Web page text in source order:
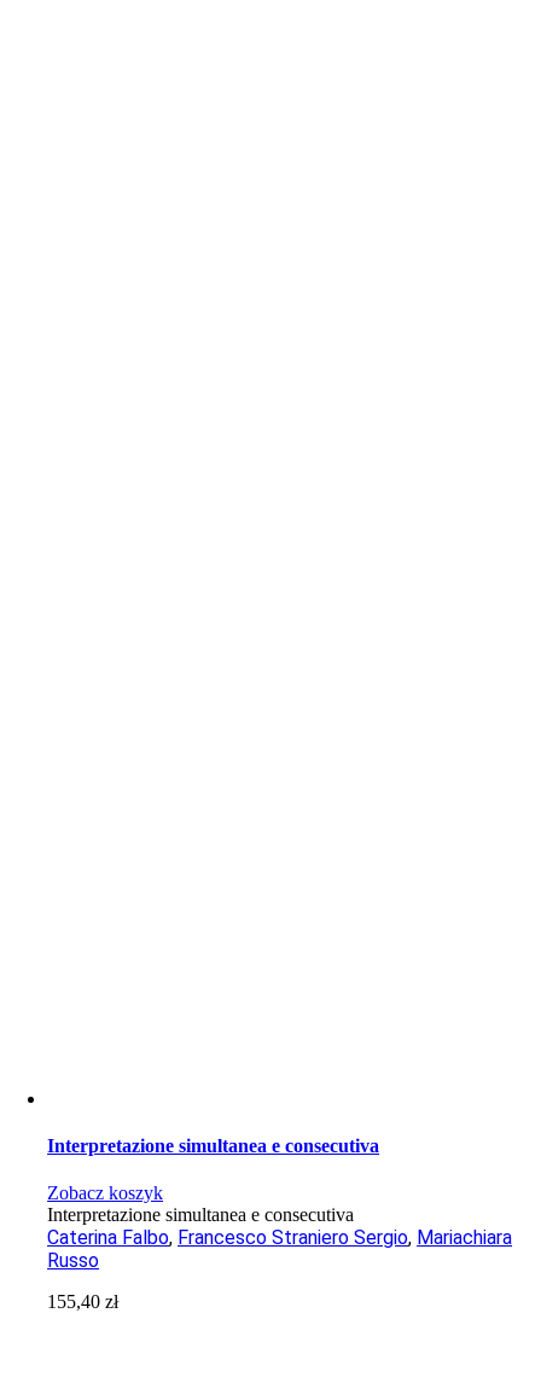
Interpretazione simultanea e consecutiva
Zobacz koszyk
Interpretazione simultanea e consecutiva
Caterina Falbo, Francesco Straniero Sergio, Mariachiara
Russo
155,40zł